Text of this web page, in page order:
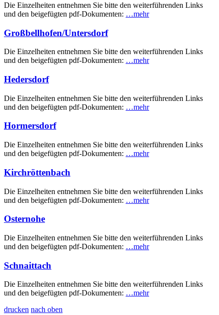
Die Einzelheiten entnehmen Sie bitte den weiterführenden Links
und den beigefügten pdf-Dokumenten: …mehr
Großbellhofen/Untersdorf
Die Einzelheiten entnehmen Sie bitte den weiterführenden Links
und den beigefügten pdf-Dokumenten: …mehr
Hedersdorf
Die Einzelheiten entnehmen Sie bitte den weiterführenden Links
und den beigefügten pdf-Dokumenten: …mehr
Hormersdorf
Die Einzelheiten entnehmen Sie bitte den weiterführenden Links
und den beigefügten pdf-Dokumenten: …mehr
Kirchröttenbach
Die Einzelheiten entnehmen Sie bitte den weiterführenden Links
und den beigefügten pdf-Dokumenten: …mehr
Osternohe
Die Einzelheiten entnehmen Sie bitte den weiterführenden Links
und den beigefügten pdf-Dokumenten: …mehr
Schnaittach
Die Einzelheiten entnehmen Sie bitte den weiterführenden Links
und den beigefügten pdf-Dokumenten: …mehr
drucken nach oben